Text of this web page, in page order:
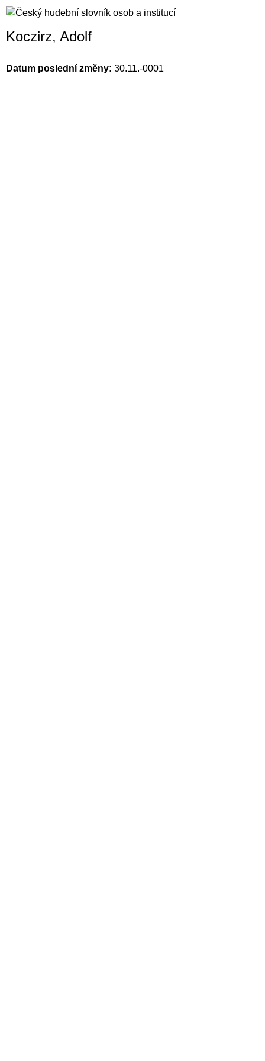
Koczirz, Adolf
Datum poslední změny: 30.11.-0001